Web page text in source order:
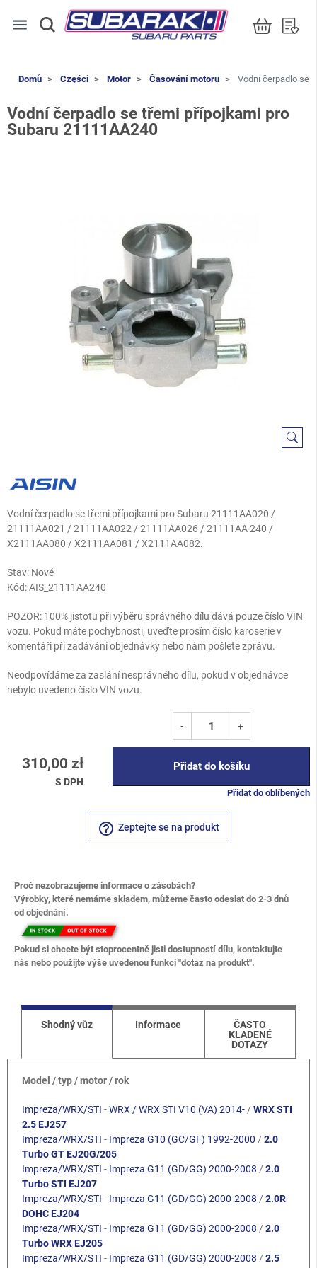
menu
Domů Części Motor Časování motoru Vodní čerpadlo se
Vodní čerpadlo se třemi přípojkami pro
Subaru 21111AA240
Vodní čerpadlo se třemi přípojkami pro Subaru 21111AA020 /
21111AA021 / 21111AA022 / 21111AA026 / 21111AA 240 /
X2111AA080 / X2111AA081 / X2111AA082.
Stav: Nové
Kód:AIS_21111AA240
POZOR: 100% jistotu při výběru správného dílu dává pouze číslo VIN
vozu. Pokud máte pochybnosti, uveďte prosím číslo karoserie v
komentáři při zadávání objednávky nebo nám pošlete zprávu.
Neodpovídáme za zaslání nesprávného dílu, pokud v objednávce
nebylo uvedeno číslo VIN vozu.
310,00 zł
S DPH
- +
Přidat do košíku
Přidat do oblíbených
help_outline Zeptejte se na produkt
Proč nezobrazujeme informace o zásobách?
Výrobky, které nemáme skladem, můžeme často odeslat do 2-3 dnů
od objednání.
Pokud si chcete být stoprocentně jisti dostupností dílu, kontaktujte
nás nebo použijte výše uvedenou funkci "dotaz na produkt".
Shodný vůz Informace
ČASTO
KLADENÉ
DOTAZY
Model / typ / motor / rok
Impreza/WRX/STI -WRX / WRX STI V10 (VA) 2014- /WRX STI
2.5 EJ257
Impreza/WRX/STI - Impreza G10 (GC/GF) 1992-2000 /2.0
Turbo GT EJ20G/205
Impreza/WRX/STI - Impreza G11 (GD/GG) 2000-2008 /2.0
Turbo STI EJ207
Impreza/WRX/STI - Impreza G11 (GD/GG) 2000-2008 /2.0R
DOHC EJ204
Impreza/WRX/STI - Impreza G11 (GD/GG) 2000-2008 /2.0
Turbo WRX EJ205
Impreza/WRX/STI - Impreza G11 (GD/GG) 2000-2008 /2.5